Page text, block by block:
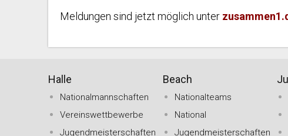
Meldungen sind jetzt möglich unter
Halle
Nationalmannschaften
Vereinswettbewerbe
Jugendmeisterschaften
Beach
Nationalteams
National
Jugendmeisterschaften